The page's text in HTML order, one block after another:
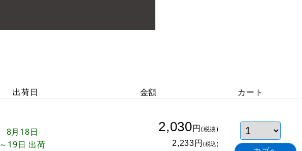
出荷日 金額 カート
8月18日
～19日 出荷
2,030円(税抜)
2,233円(税込)